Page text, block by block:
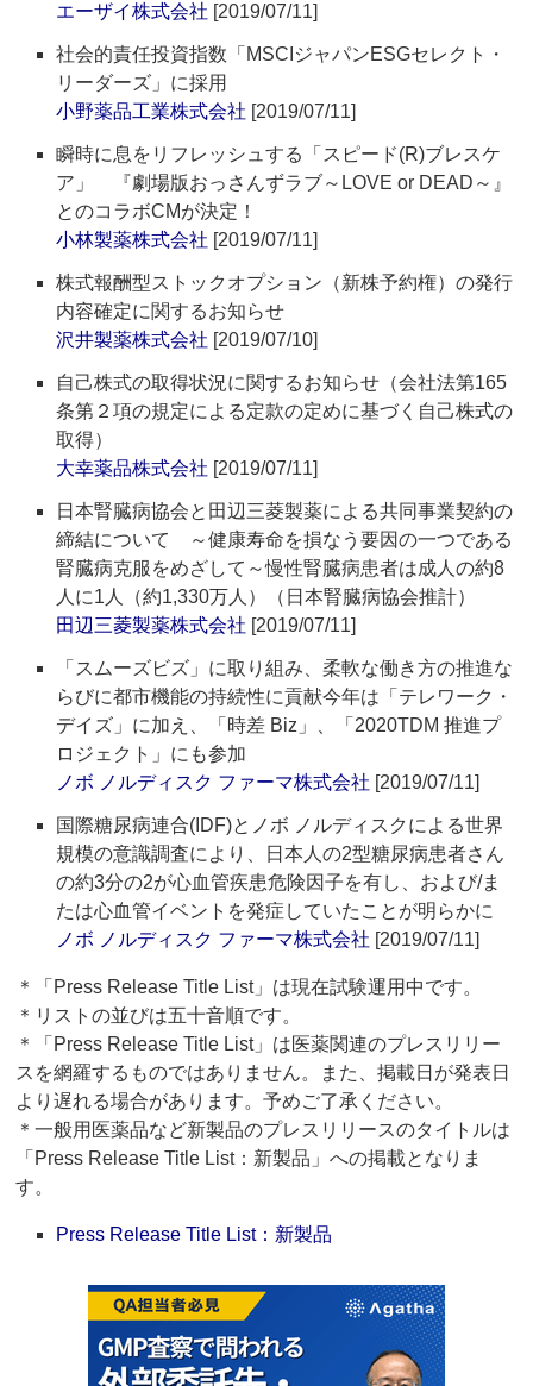
エーザイ株式会社 [2019/07/11]
社会的責任投資指数「MSCIジャパンESGセレクト・
リーダーズ」に採用
小野薬品工業株式会社 [2019/07/11]
瞬時に息をリフレッシュする「スピード(R)ブレスケ
ア」 『劇場版おっさんずラブ～LOVE or DEAD～』
とのコラボCMが決定！
小林製薬株式会社 [2019/07/11]
株式報酬型ストックオプション（新株予約権）の発行
内容確定に関するお知らせ
沢井製薬株式会社 [2019/07/10]
自己株式の取得状況に関するお知らせ（会社法第165
条第２項の規定による定款の定めに基づく自己株式の
取得）
大幸薬品株式会社 [2019/07/11]
日本腎臓病協会と田辺三菱製薬による共同事業契約の
締結について ～健康寿命を損なう要因の一つである
腎臓病克服をめざして～慢性腎臓病患者は成人の約8
人に1人（約1,330万人）（日本腎臓病協会推計）
田辺三菱製薬株式会社 [2019/07/11]
「スムーズビズ」に取り組み、柔軟な働き方の推進な
らびに都市機能の持続性に貢献今年は「テレワーク・
デイズ」に加え、「時差 Biz」、「2020TDM 推進プ
ロジェクト」にも参加
ノボ ノルディスク ファーマ株式会社 [2019/07/11]
国際糖尿病連合(IDF)とノボ ノルディスクによる世界
規模の意識調査により、日本人の2型糖尿病患者さん
の約3分の2が心血管疾患危険因子を有し、および/ま
たは心血管イベントを発症していたことが明らかに
ノボ ノルディスク ファーマ株式会社 [2019/07/11]
＊「Press Release Title List」は現在試験運用中です。
＊リストの並びは五十音順です。
＊「Press Release Title List」は医薬関連のプレスリリー
スを網羅するものではありません。また、掲載日が発表日
より遅れる場合があります。予めご了承ください。
＊一般用医薬品など新製品のプレスリリースのタイトルは
「Press Release Title List：新製品」への掲載となりま
す。
Press Release Title List：新製品